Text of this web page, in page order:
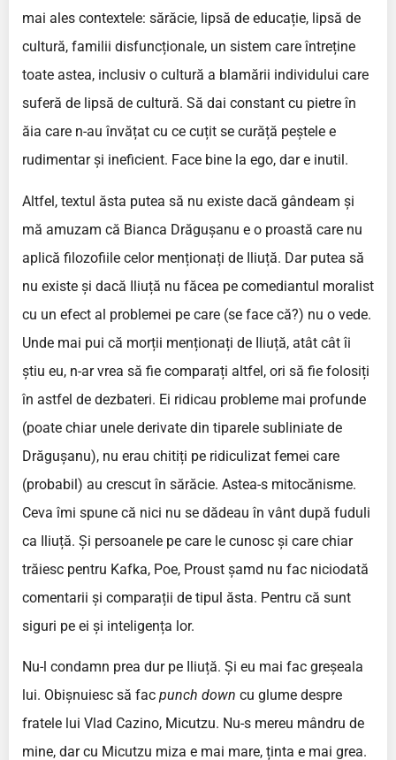
mai ales contextele: sărăcie, lipsă de educație, lipsă de
cultură, familii disfuncționale, un sistem care întreține
toate astea, inclusiv o cultură a blamării individului care
suferă de lipsă de cultură. Să dai constant cu pietre în
ăia care n-au învățat cu ce cuțit se curăță peștele e
rudimentar și ineficient. Face bine la ego, dar e inutil.
Altfel, textul ăsta putea să nu existe dacă gândeam și
mă amuzam că Bianca Drăgușanu e o proastă care nu
aplică filozofiile celor menționați de Iliuță. Dar putea să
nu existe și dacă Iliuță nu făcea pe comediantul moralist
cu un efect al problemei pe care (se face că?) nu o vede.
Unde mai pui că morții menționați de Iliuță, atât cât îi
știu eu, n-ar vrea să fie comparați altfel, ori să fie folosiți
în astfel de dezbateri. Ei ridicau probleme mai profunde
(poate chiar unele derivate din tiparele subliniate de
Drăgușanu), nu erau chitiți pe ridiculizat femei care
(probabil) au crescut în sărăcie. Astea-s mitocănisme.
Ceva îmi spune că nici nu se dădeau în vânt după fuduli
ca Iliuță. Și persoanele pe care le cunosc și care chiar
trăiesc pentru Kafka, Poe, Proust șamd nu fac niciodată
comentarii și comparații de tipul ăsta. Pentru că sunt
siguri pe ei și inteligența lor.
Nu-l condamn prea dur pe Iliuță. Și eu mai fac greșeala
lui. Obișnuiesc să fac punch down cu glume despre
fratele lui Vlad Cazino, Micutzu. Nu-s mereu mândru de
mine, dar cu Micutzu miza e mai mare, ținta e mai grea.